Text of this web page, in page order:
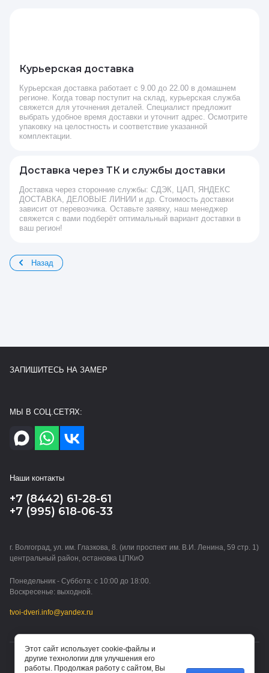
Курьерская доставка
Курьерская доставка работает с 9.00 до 22.00 в домашнем
регионе. Когда товар поступит на склад, курьерская служба
свяжется для уточнения деталей. Специалист предложит
выбрать удобное время доставки и уточнит адрес. Осмотрите
упаковку на целостность и соответствие указанной
комплектации.
Доставка через ТК и службы доставки
Доставка через сторонние службы: СДЭК, ЦАП, ЯНДЕКС
ДОСТАВКА, ДЕЛОВЫЕ ЛИНИИ и др. Стоимость доставки
зависит от перевозчика. Оставьте заявку, наш менеджер
свяжется с вами подберёт оптимальный вариант доставки в
ваш регион!
Назад
ЗАПИШИТЕСЬ НА ЗАМЕР
МЫ В СОЦ.СЕТЯХ:
Наши контакты
+7 (8442) 61-28-61
+7 (995) 618-06-33
г. Волгоград, ул. им. Глазкова, 8. (или проспект им. В.И. Ленина, 59 стр. 1)
центральный район, остановка ЦПКиО
Понедельник - Суббота: с 10:00 до 18:00.
Воскресенье: выходной.
tvoi-dveri.info@yandex.ru
© 2015 - 2026 ТВОИ ДВЕРИ (ИП Водорезов Дмитрий
Этот сайт использует cookie-файлы и
другие технологии для улучшения его
работы. Продолжая работу с сайтом, Вы